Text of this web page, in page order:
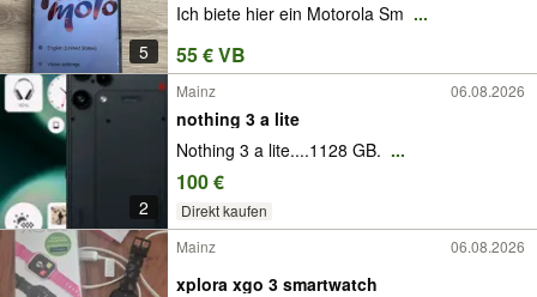
5
Ich biete hier ein Motorola Sm ...
55 € VB
2
Mainz 06.08.2026
nothing 3 a lite
Nothing 3 a lite....1128 GB. ...
100 €
Direkt kaufen
Mainz
06.08.2026
xplora xgo 3 smartwatch